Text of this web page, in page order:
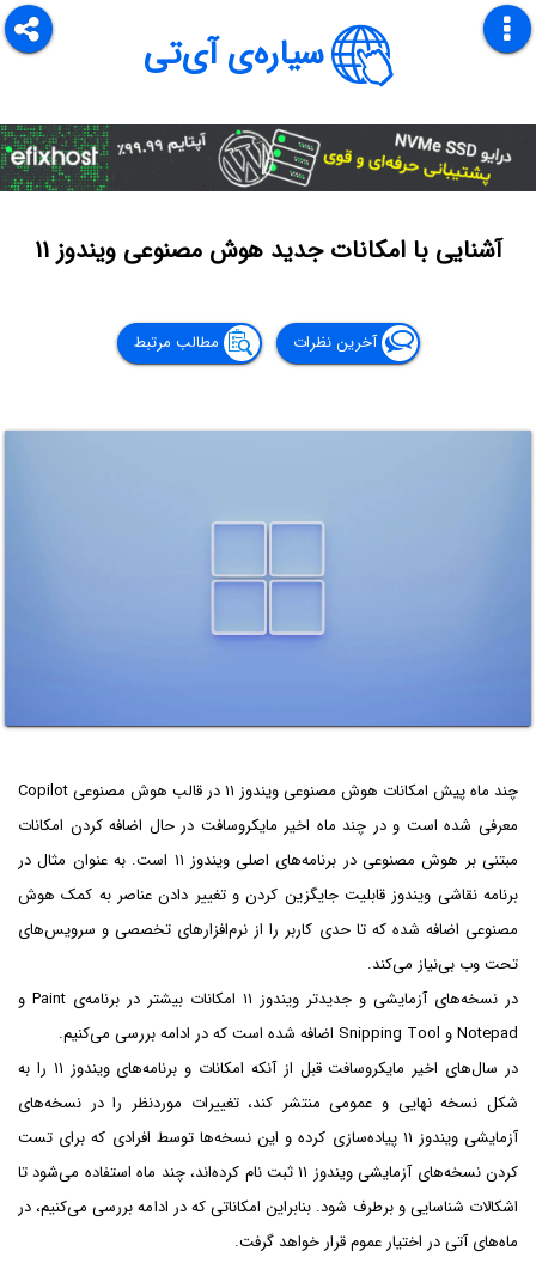
سیاره‌ی آی‌تی
آشنایی با امکانات جدید هوش مصنوعی ویندوز ۱۱
آخرین نظرات مطالب مرتبط
چند ماه پیش امکانات هوش مصنوعی ویندوز ۱۱ در قالب هوش مصنوعی Copilot
معرفی شده است و در چند ماه اخیر مایکروسافت در حال اضافه کردن امکانات
مبتنی بر هوش مصنوعی در برنامه‌های اصلی ویندوز ۱۱ است. به عنوان مثال در
برنامه نقاشی ویندوز قابلیت جایگزین کردن و تغییر دادن عناصر به کمک هوش
مصنوعی اضافه شده که تا حدی کاربر را از نرم‌افزارهای تخصصی و سرویس‌های
تحت وب بی‌نیاز می‌کند.
در نسخه‌های آزمایشی و جدیدتر ویندوز ۱۱ امکانات بیشتر در برنامه‌ی Paint و
Notepad و Snipping Tool اضافه شده است که در ادامه بررسی می‌کنیم.
در سال‌های اخیر مایکروسافت قبل از آنکه امکانات و برنامه‌های ویندوز ۱۱ را به
شکل نسخه نهایی و عمومی منتشر کند، تغییرات موردنظر را در نسخه‌های
آزمایشی ویندوز ۱۱ پیاده‌سازی کرده و این نسخه‌ها توسط افرادی که برای تست
کردن نسخه‌های آزمایشی ویندوز ۱۱ ثبت نام کرده‌اند، چند ماه استفاده می‌شود تا
اشکالات شناسایی و برطرف شود. بنابراین امکاناتی که در ادامه بررسی می‌کنیم، در
ماه‌های آتی در اختیار عموم قرار خواهد گرفت.